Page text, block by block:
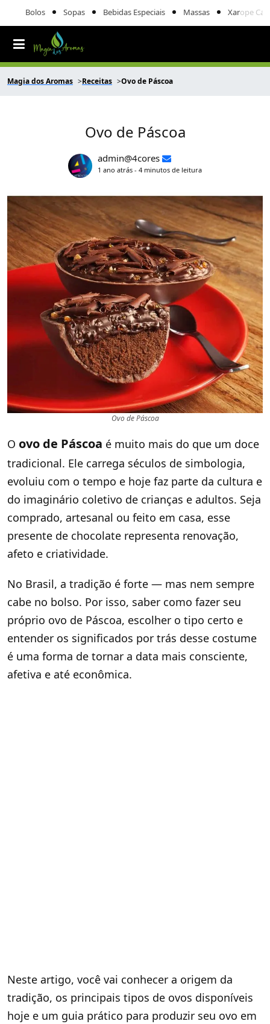
Bolos Sopas Bebidas Especiais Massas Xarope
Magia dos Aromas Receitas Ovo de Páscoa
Ovo de Páscoa
admin@4cores
1 ano atrás - 4 minutos de leitura
Ovo de Páscoa
O ovo de Páscoa é muito mais do que um doce
tradicional. Ele carrega séculos de simbologia,
evoluiu com o tempo e hoje faz parte da cultura e
do imaginário coletivo de crianças e adultos. Seja
comprado, artesanal ou feito em casa, esse
presente de chocolate representa renovação,
afeto e criatividade.
No Brasil, a tradição é forte — mas nem sempre
cabe no bolso. Por isso, saber como fazer seu
próprio ovo de Páscoa, escolher o tipo certo e
entender os significados por trás desse costume
é uma forma de tornar a data mais consciente,
afetiva e até econômica.
Neste artigo, você vai conhecer a origem da
tradição, os principais tipos de ovos disponíveis
hoje e um guia prático para produzir seu ovo em